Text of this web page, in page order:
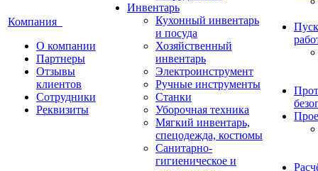
Компания
О компании
Партнеры
Отзывы
клиентов
Сотрудники
Реквизиты
Инвентарь
Кухонный инвентарь
и посуда
Хозяйственный
инвентарь
Электроинструмент
Ручные инструменты
Станки
Уборочная техника
Мягкий инвентарь,
спецодежда, костюмы
Санитарно-
гигиеническое и